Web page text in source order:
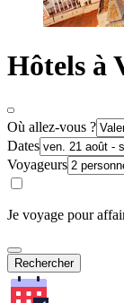
Hôtels à
Où allez-vous ?
Dates
Voyageurs
Je voyage pour
Rechercher